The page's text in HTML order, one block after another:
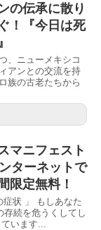
の伝承に散り
！『今日は死
、ニューメキシコ
アンとの交流を持
族の古老たちから
マニフェスト
ターネットで
限定無料！
症状 」 もしあなた
続を危うくしてし
います...